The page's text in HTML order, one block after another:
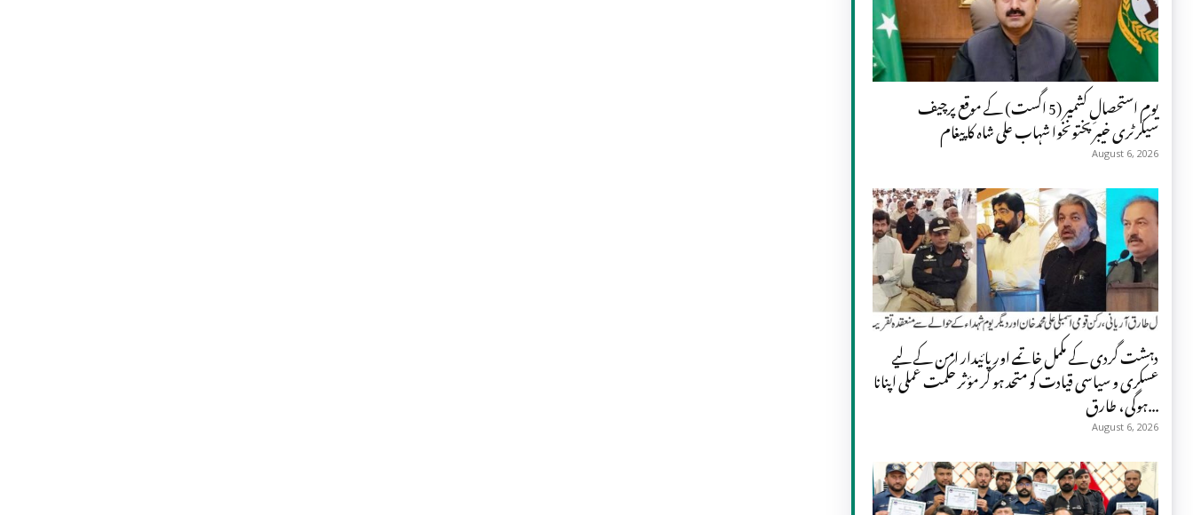
یومِ استحصالِ کشمیر (5 اگست) کے موقع پرچیف
سیکرٹری خیبر پختونخوا شہاب علی شاہ کا پیغام
August 6, 2026
دہشت گردی کے مکمل خاتمے اور پائیدار امن کے لیے
عسکری و سیاسی قیادت کو متحد ہو کر مؤثر حکمت عملی اپنانا
ہوگی، طارق...
August 6, 2026